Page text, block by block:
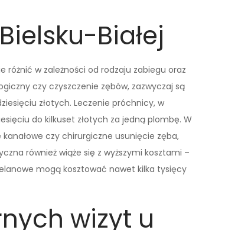
Białej
różnić w zależności od rodzaju zabiegu oraz
czy czyszczenie zębów, zazwyczaj są
złotych. Leczenie próchnicy, w
do kilkuset złotych za jedną plombę. W
czy chirurgiczne usunięcie zęba,
również wiąże się z wyższymi kosztami –
mogą kosztować nawet kilka tysięcy
wizyt u